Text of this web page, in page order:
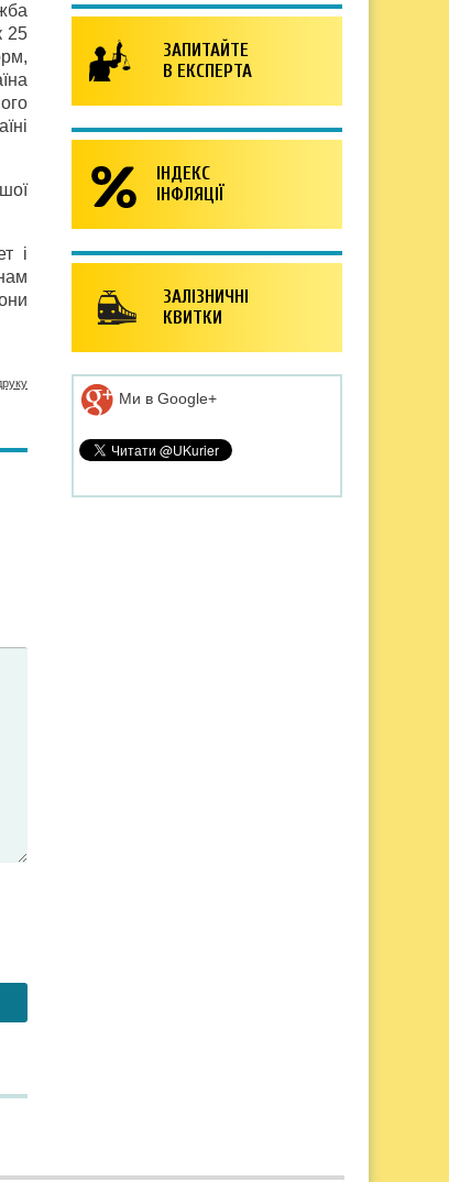
25
і
ЗАПИТАЙТЕ
В ЕКСПЕРТА
ІНДЕКС
ІНФЛЯЦІЇ
ЗАЛІЗНИЧНІ
КВИТКИ
Ми в Google+